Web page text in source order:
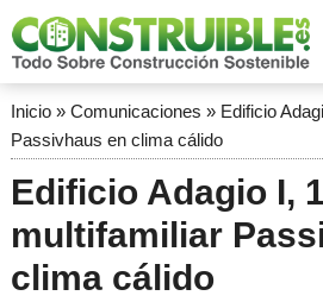
Inicio» Comunicaciones » Edificio
Passivhaus en clima cálido
Edificio Adagio I,
multifamiliar
clima cálido